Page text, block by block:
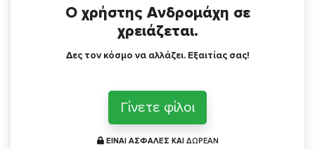
Ο χρήστης Ανδρομάχη σε
χρειάζεται.
Δες τον κόσμο να αλλάζει. Εξαιτίας σας!
Γίνετε φίλοι
ΕΙΝΑΙ ΑΣΦΑΛΕΣ ΚΑΙ ΔΩΡΕΑΝ